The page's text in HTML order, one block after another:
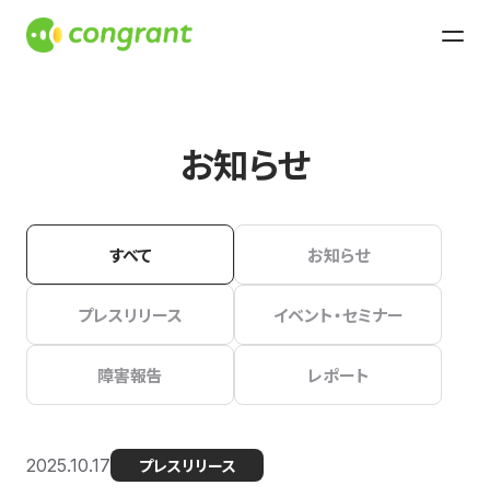
お知らせ
すべて お知らせ
プレスリリース イベント・セミナー
障害報告 レポート
2025.10.17 プレスリリース